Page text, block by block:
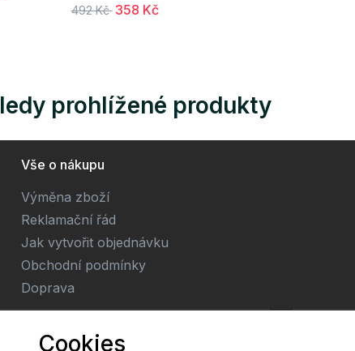
492 Kč 358 Kč
prohlížené produkty
Vše o nákupu
Výměna zboží
Reklamační řád
Jak vytvořit objednávku
Obchodní podmínky
Doprava
E-mailCookies